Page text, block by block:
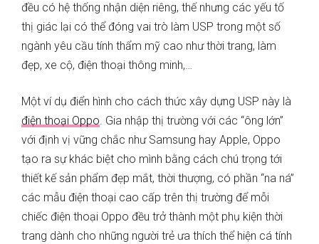
đều có hệ thống nhận diện riêng, thế nhưng các yếu tố
thị giác lại có thể đóng vai trò làm USP trong một số
ngành yêu cầu tính thẩm mỹ cao như thời trang, làm
đẹp, xe cộ, điện thoại thông minh,…
Một ví dụ điển hình cho cách thức xây dựng USP này là
điện thoại Oppo. Gia nhập thị trường với các “ông lớn”
với định vị vững chắc như Samsung hay Apple, Oppo
tạo ra sự khác biệt cho mình bằng cách chú trọng tới
thiết kế sản phẩm đẹp mắt, thời thượng, có phần “na ná”
các mẫu điện thoại cao cấp trên thị trường để mỗi
chiếc điện thoại Oppo đều trở thành một phụ kiện thời
trang dành cho những người trẻ ưa thích thể hiện cá tính